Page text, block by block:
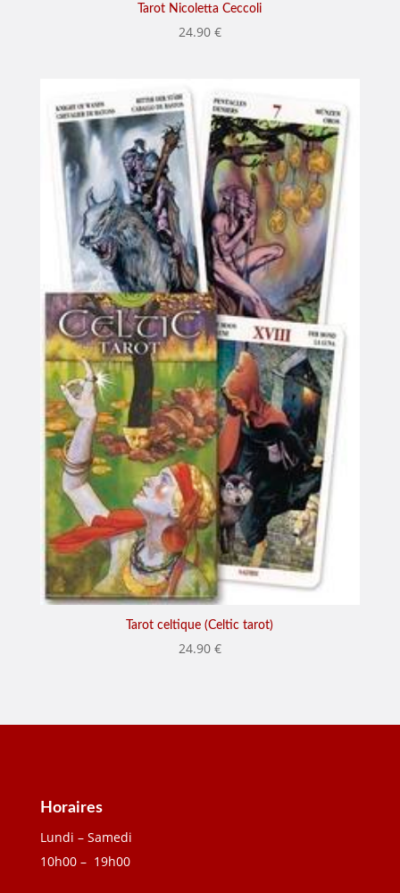
Tarot Nicoletta Ceccoli
24.90 €
Tarot celtique (Celtic tarot)
24.90 €
Horaires
Lundi – Samedi
10h00 – 19h00